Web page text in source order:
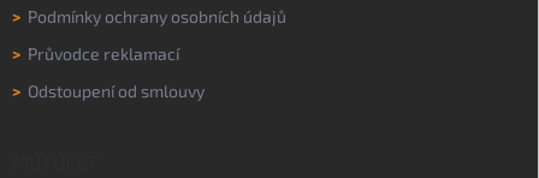
> Podmínky ochrany osobních údajů
> Průvodce reklamací
> Odstoupení od smlouvy